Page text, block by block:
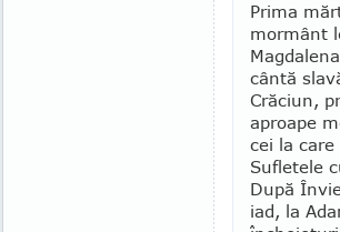
Prima
mormânt
cântă
Crăciun,
aproa­pe
cei la
Sufletele
După
iad, la